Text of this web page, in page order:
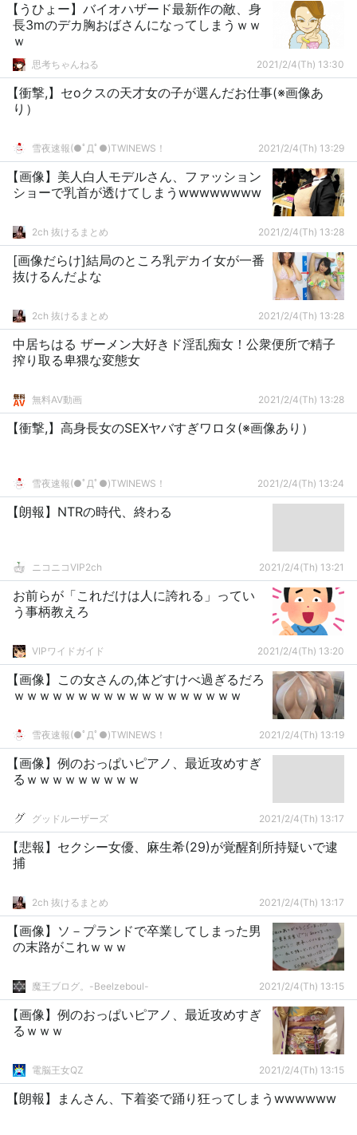
【うひょー】バイオハザード最新作の敵、身
長3mのデカ胸おばさんになってしまうｗｗ
ｗ
思考ちゃんねる 2021/2/4(Th) 13:30
【衝撃,】セoクスの天才女の子が選んだお仕事(※画像あ
り）
雪夜速報(●ﾟДﾟ●)TWINEWS！ 2021/2/4(Th) 13:29
【画像】美人白人モデルさん、ファッション
ショーで乳首が透けてしまうwwwwwwww
2ch 抜けるまとめ 2021/2/4(Th) 13:28
[画像だらけ]結局のところ乳デカイ女が一番
抜けるんだよな
2ch 抜けるまとめ 2021/2/4(Th) 13:28
中居ちはる ザーメン大好きド淫乱痴女！公衆便所で精子
搾り取る卑猥な変態女
無料AV動画 2021/2/4(Th) 13:28
【衝撃,】高身長女のSEXヤバすぎワロタ(※画像あり）
雪夜速報(●ﾟДﾟ●)TWINEWS！ 2021/2/4(Th) 13:24
【朗報】NTRの時代、終わる
ニコニコVIP2ch 2021/2/4(Th) 13:21
お前らが「これだけは人に誇れる」ってい
う事柄教えろ
VIPワイドガイド 2021/2/4(Th) 13:20
【画像】この女さんの,体どすけべ過ぎるだろ
ｗｗｗｗｗｗｗｗｗｗｗｗｗｗｗｗｗｗ
雪夜速報(●ﾟДﾟ●)TWINEWS！ 2021/2/4(Th) 13:19
【画像】例のおっぱいピアノ、最近攻めすぎ
るｗｗｗｗｗｗｗｗｗ
グッドルーザーズ 2021/2/4(Th) 13:17
【悲報】セクシー女優、麻生希(29)が覚醒剤所持疑いで逮
捕
2ch 抜けるまとめ 2021/2/4(Th) 13:17
【画像】ソ－プランドで卒業してしまった男
の末路がこれｗｗｗ
魔王ブログ。-Beelzeboul- 2021/2/4(Th) 13:15
【画像】例のおっぱいピアノ、最近攻めすぎ
るｗｗｗ
電脳王女QZ 2021/2/4(Th) 13:15
【朗報】まんさん、下着姿で踊り狂ってしまうwwwwww